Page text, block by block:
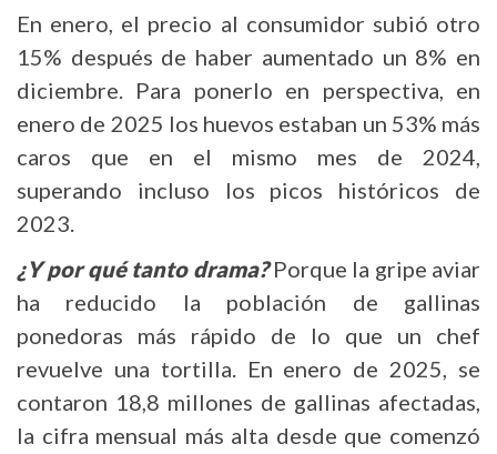
En enero, el precio al consumidor subió otro
15% después de haber aumentado un 8% en
diciembre. Para ponerlo en perspectiva, en
enero de 2025 los huevos estaban un 53% más
caros que en el mismo mes de 2024,
superando incluso los picos históricos de
2023.
¿Y por qué tanto drama?Porque la gripe aviar
ha reducido la población de gallinas
ponedoras más rápido de lo que un chef
revuelve una tortilla. En enero de 2025, se
contaron 18,8 millones de gallinas afectadas,
la cifra mensual más alta desde que comenzó